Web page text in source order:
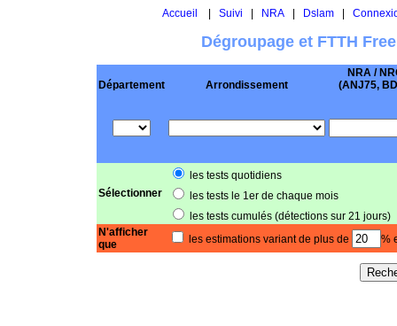
Accueil Suivi NRA| Dslam|
Dégroupage et FTTH
Département Arrondissement
NRA /
(ANJ75,
Sélectionner
les tests quotidiens
les tests le 1er de chaque mois
les tests cumulés (détections sur 21 jours)
N'afficher
que
les estimations variant de plus de %